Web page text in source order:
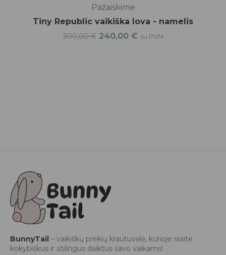
Pažaiskime
Tiny Republic vaikiška lova - namelis
300,00€ 240,00 € su PVM
BunnyTail – vaikiškų prekių krautuvėlė, kurioje rasite
kokybiškus ir stilingus daiktus savo vaikams!